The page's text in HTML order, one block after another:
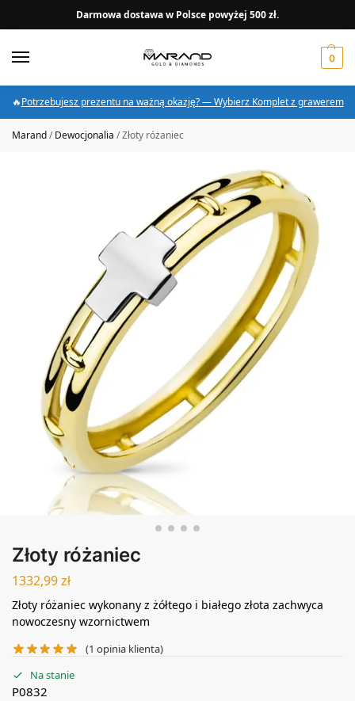
Darmowa dostawa w Polsce powyżej 500 zł.
0
🔥Potrzebujesz prezentu na ważną okazję? — Wybierz Komplet z grawerem
Marand/Dewocjonalia /Złoty różaniec
Złoty różaniec
1332,99zł
Złoty różaniec wykonany z żółtego i białego złota zachwyca
nowoczesny wzornictwem
(1 opinia klienta)
Na stanie
P0832